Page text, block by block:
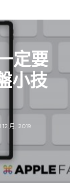
定要
小技
12 月, 2019